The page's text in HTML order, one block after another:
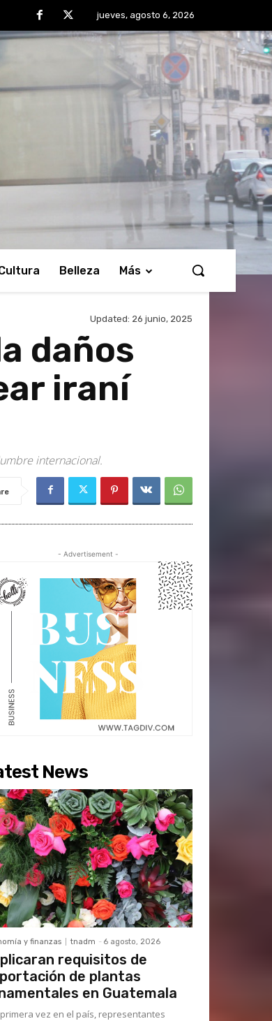
jueves, agosto 6, 2026
Belleza Más
Updated: 26 junio, 2025
daños
iraní
internacional.
- Advertisement -
News
y finanzas tnadm - 6 agosto, 2026
requisitos de
de plantas
en Guatemala
vez en el país, representantes